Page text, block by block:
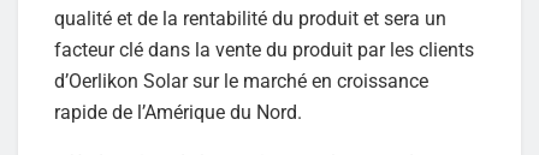
qualité et de la rentabilité du produit et sera un
facteur clé dans la vente du produit par les clients
d’Oerlikon Solar sur le marché en croissance
rapide de l’Amérique du Nord.